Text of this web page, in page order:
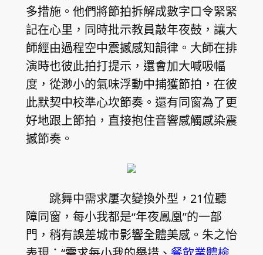
多措施。他們將節拍拆解成數字口令緊緊
記在心里，同時批示教員敲年夜鼓，讓大
師經由過程空中震撼感知韻律。大師在排
演時也彼此拍打提示，還會加大喊吸幅
度，從渺小的氣味浮動中捕獲節拍，在彼
此默契中校準心坎節奏。還有同窗為了更
好地跟上節拍，直接抱住音響感觸感染震
撼節奏。
跳舞中需求屢次變換外型，21位聽
障同窗，每小我都是“年夜鳳凰”的一部
門，稍有誤差城市影響全體美感。朱之怡